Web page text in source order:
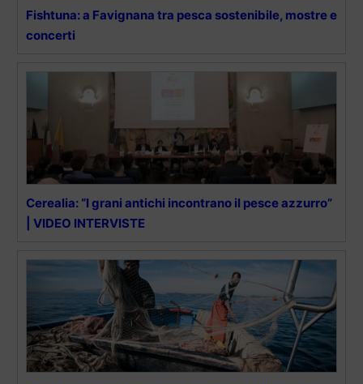
Fishtuna: a Favignana tra pesca sostenibile, mostre e
concerti
Cerealia: “I grani antichi incontrano il pesce azzurro”
| VIDEO INTERVISTE